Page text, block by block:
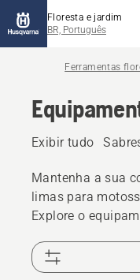
Floresta e jardim
BR, Português
Ferramentas
Exibir tudo
Mantenha a sua
limas para
Explore o
corte fiável.